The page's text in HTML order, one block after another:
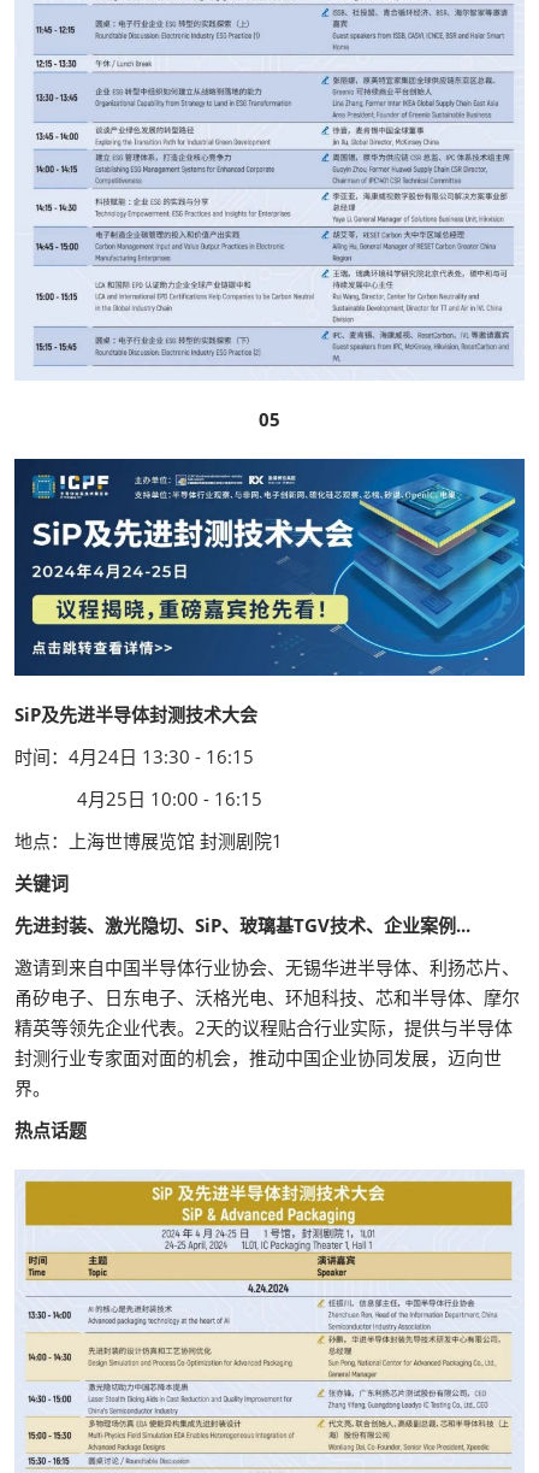
05
SiP及先进半导体封测技术大会
时间：4月24日 13:30 - 16:15
4月25日 10:00 - 16:15
地点：上海世博展览馆 封测剧院1
关键词
先进封装、激光隐切、SiP、玻璃基TGV技术、企业案例...
邀请到来自中国半导体行业协会、无锡华进半导体、利扬芯片、
甬矽电子、日东电子、沃格光电、环旭科技、芯和半导体、摩尔
精英等领先企业代表。2天的议程贴合行业实际，提供与半导体
封测行业专家面对面的机会，推动中国企业协同发展，迈向世
界。
热点话题